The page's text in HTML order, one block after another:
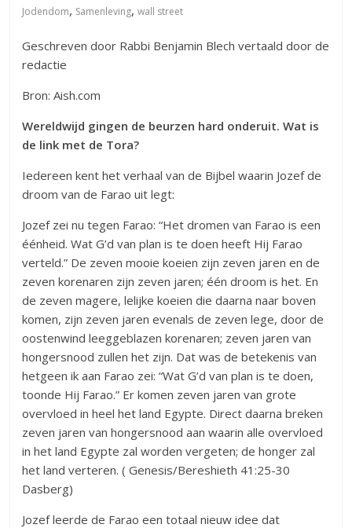
Jodendom, Samenleving,wall street
Geschreven door Rabbi Benjamin Blech vertaald door de
redactie
Bron: Aish.com
Wereldwijd gingen de beurzen hard onderuit. Wat is
de link met de Tora?
Iedereen kent het verhaal van de Bijbel waarin Jozef de
droom van de Farao uit legt:
Jozef zei nu tegen Farao: “Het dromen van Farao is een
éénheid. Wat G’d van plan is te doen heeft Hij Farao
verteld.” De zeven mooie koeien zijn zeven jaren en de
zeven korenaren zijn zeven jaren; één droom is het. En
de zeven magere, lelijke koeien die daarna naar boven
komen, zijn zeven jaren evenals de zeven lege, door de
oostenwind leeggeblazen korenaren; zeven jaren van
hongersnood zullen het zijn. Dat was de betekenis van
hetgeen ik aan Farao zei: “Wat G’d van plan is te doen,
toonde Hij Farao.” Er komen zeven jaren van grote
overvloed in heel het land Egypte. Direct daarna breken
zeven jaren van hongersnood aan waarin alle overvloed
in het land Egypte zal worden vergeten; de honger zal
het land verteren. ( Genesis/Bereshieth 41:25-30
Dasberg)
Jozef leerde de Farao een totaal nieuw idee dat